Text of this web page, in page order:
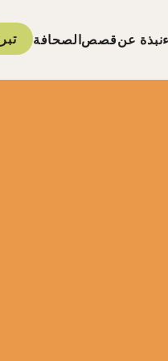
نبذة عنقصصالصحافة